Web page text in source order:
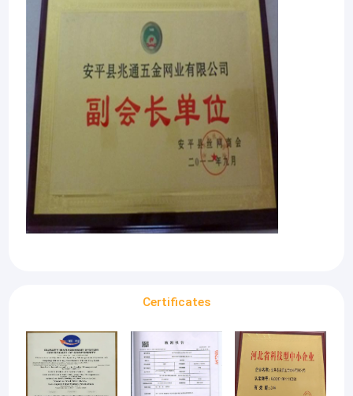
제품 소개
공장 투어
연락처
뉴스
뜨개질을 한 철망사
니트 와이어 메쉬 가스킷
Certificates
"안핑 즈하오통 금속 그물망 주식회사는 20년 이상간
이 라인에 관여하는 와이어 메쉬 제작의 전문적 공장
이고, 와이어 메쉬 연구, 디자인, 생산, 판매와 애프터
서비스의 풍부한 경험을 축적했습니다. 그리고 항상
회사가 확립된 이후 "품질 첫번째 푸테이션 최고, 고
객 만족도가 우리의 영원한 추구이 "의 철학을 고집합
니다.
우리의 기업들은 완전한 상술과 함께 금속 철망의 전
체 범위를 생산함에 있어 분화시킵니다. 우리는 완제
품의 정확한 것 보증하기 위해 수입된 자동 기계와 진
보 기술을 채택합니다. 주로 제품은 다음을 포함합니
다 :작은 스테인리스강 와이어, 금속 네덜란드 필터
와이어 메쉬, 높은 정확한 금속 평방 와이어 메쉬, 석
종류의 특별한 와이어 메쉬를 생산할 수 있습니다.